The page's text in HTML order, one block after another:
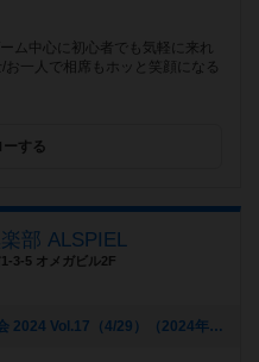
ム中心に初心者でも気軽に来れ
一人で相席もホッと笑顔になる
ーする
部 ALSPIEL
3-5 オメガビル2F
[NEW] ALSPIELマーダーミステリー会 2024 Vol.17（4/29）（2024年04月01日 19時47分）